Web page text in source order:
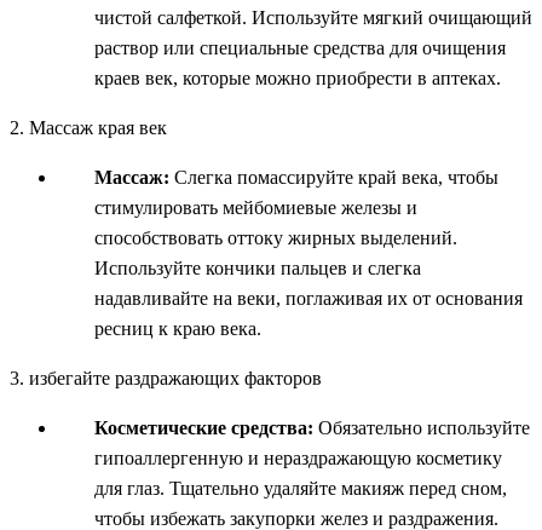
чистой салфеткой. Используйте мягкий очищающий
раствор или специальные средства для очищения
краев век, которые можно приобрести в аптеках.
2. Массаж края век
Массаж: Слегка помассируйте край века, чтобы
стимулировать мейбомиевые железы и
способствовать оттоку жирных выделений.
Используйте кончики пальцев и слегка
надавливайте на веки, поглаживая их от основания
ресниц к краю века.
3. избегайте раздражающих факторов
Косметические средства: Обязательно используйте
гипоаллергенную и нераздражающую косметику
для глаз. Тщательно удаляйте макияж перед сном,
чтобы избежать закупорки желез и раздражения.